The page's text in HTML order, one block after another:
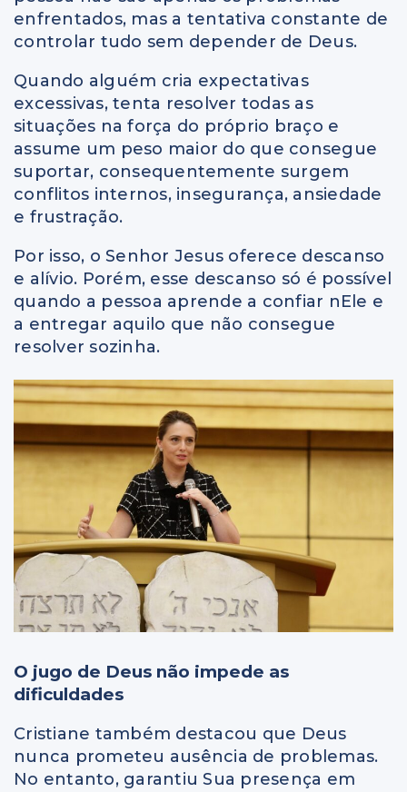
enfrentados, mas a tentativa constante de
controlar tudo sem depender de Deus.
Quando alguém cria expectativas
excessivas, tenta resolver todas as
situações na força do próprio braço e
assume um peso maior do que consegue
suportar, consequentemente surgem
conflitos internos, insegurança, ansiedade
e frustração.
Por isso, o Senhor Jesus oferece descanso
e alívio. Porém, esse descanso só é possível
quando a pessoa aprende a confiar nEle e
a entregar aquilo que não consegue
resolver sozinha.
O jugo de Deus não impede as
dificuldades
Cristiane também destacou que Deus
nunca prometeu ausência de problemas.
No entanto, garantiu Sua presença em